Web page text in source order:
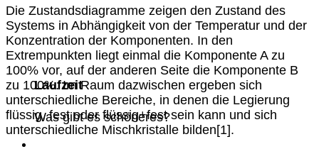
Laufzeit
Was gibt es schöneres?
Die Zustandsdiagramme zeigen den Zustand des
Systems in Abhängigkeit von der Temperatur und der
Konzentration der Komponenten. In den
Extrempunkten liegt einmal die Komponente A zu
100% vor, auf der anderen Seite die Komponente B
zu 100%. Im Raum dazwischen ergeben sich
unterschiedliche Bereiche, in denen die Legierung
flüssig, fest oder flüssig+fest sein kann und sich
unterschiedliche Mischkristalle bilden[1].